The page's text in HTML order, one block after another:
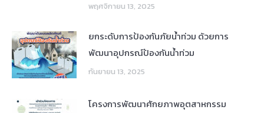
พฤศจิกายน 13, 2025
ยกระดับการป้องกันภัยน้ำท่วม ด้วยการ
พัฒนาอุปกรณ์ป้องกันน้ำท่วม
กันยายน 13, 2025
โครงการพัฒนาศักยภาพอุตสาหกรรม